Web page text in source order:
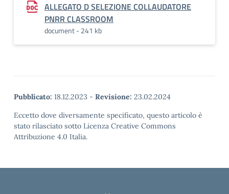
ALLEGATO D SELEZIONE COLLAUDATORE
PNRR CLASSROOM
document - 241 kb
Pubblicato: 18.12.2023 - Revisione: 23.02.2024
Eccetto dove diversamente specificato, questo articolo è
stato rilasciato sotto Licenza Creative Commons
Attribuzione 4.0 Italia.